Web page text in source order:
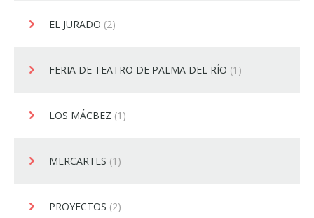
EL JURADO (2)
FERIA DE TEATRO DE PALMA DEL RÍO (1)
LOS MÁCBEZ (1)
MERCARTES (1)
PROYECTOS (2)